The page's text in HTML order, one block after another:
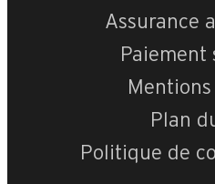
Assurance
Paiement
Plan
Politique de